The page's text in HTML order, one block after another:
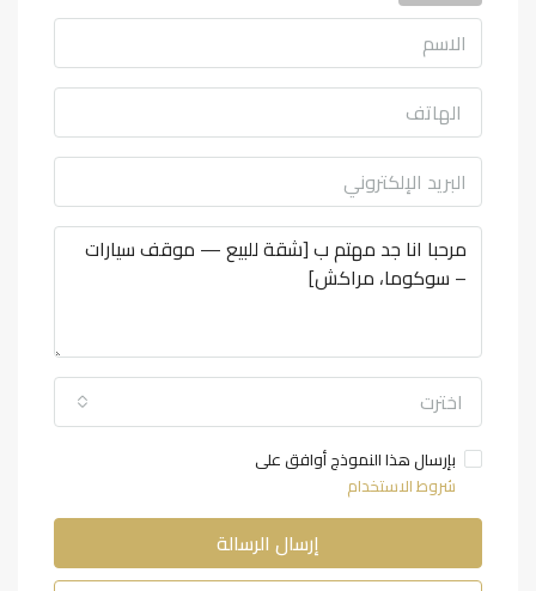
اخترت
بإرسال هذا النموذج أوافق على
شروط الاستخدام
إرسال الرسالة